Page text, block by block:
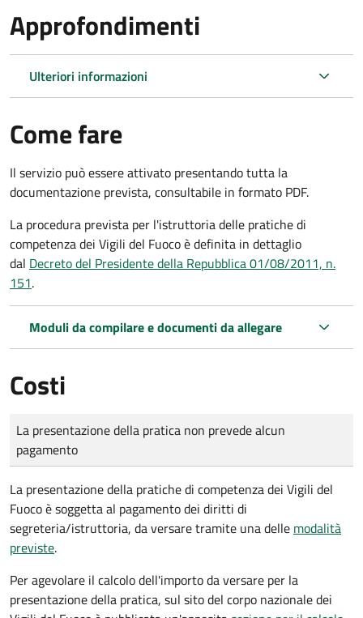
Approfondimenti
Ulteriori informazioni
Come fare
Il servizio può essere attivato presentando tutta la
documentazione prevista, consultabile in formato PDF.
La procedura prevista per l'istruttoria delle pratiche di
competenza dei Vigili del Fuoco è definita in dettaglio
dal Decreto del Presidente della Repubblica 01/08/2011, n.
151.
Moduli da compilare e documenti da allegare
Costi
Tipo di pagamento
Importo
La presentazione della pratica non prevede alcun
pagamento
La presentazione della pratiche di competenza dei Vigili del
Fuoco è soggetta al pagamento dei diritti di
segreteria/istruttoria, da versare tramite una delle modalità
previste.
Per agevolare il calcolo dell'importo da versare per la
presentazione della pratica, sul sito del corpo nazionale dei